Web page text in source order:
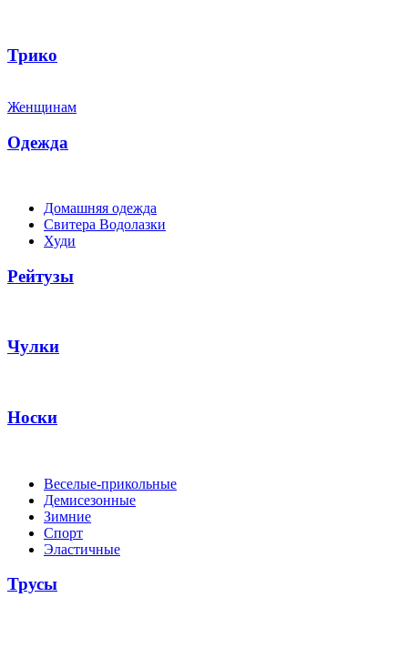
Трико
Женщинам
Одежда
Домашняя одежда
Свитера Водолазки
Худи
Рейтузы
Чулки
Носки
Веселые-прикольные
Демисезонные
Зимние
Спорт
Эластичные
Трусы